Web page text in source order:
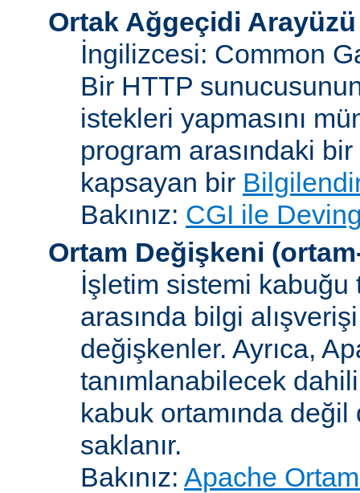
Ortak Ağgeçidi Arayüzü
İngilizcesi: Common
Bir HTTP
istekleri yapmasını
program arasındaki
kapsayan bir
Bakınız: CGI ile
Ortam Değişkeni
İşletim sistemi kabuğu
arasında bilgi
değişkenler. Ayrıca,
tanımlanabilecek
kabuk ortamında değil
saklanır.
Bakınız: Apache